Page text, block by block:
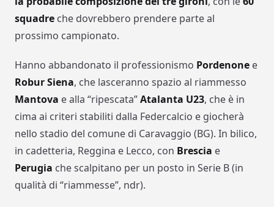
squadre che dovrebbero prendere parte al
prossimo campionato.
Hanno abbandonato il professionismo Pordenone e
Robur Siena, che lasceranno spazio al riammesso
Mantova e alla “ripescata”Atalanta U23, che è in
cima ai criteri stabiliti dalla Federcalcio e giocherà
nello stadio del comune di Caravaggio (BG). In bilico,
in cadetteria, Reggina e Lecco, con Brescia e
Perugia che scalpitano per un posto in Serie B (in
qualità di “riammesse”, ndr).